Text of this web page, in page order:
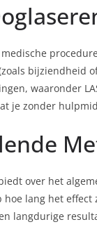
bijziendheid
waaronder
je zonder
over het
hoe lang het
langdurige